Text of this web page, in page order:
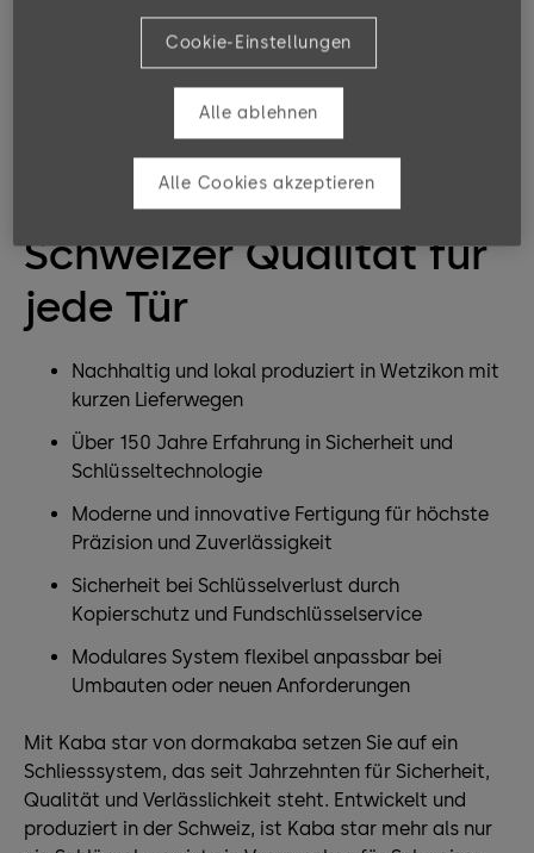
Tradition in Ihrer Hand
Schweizer Qualität für
jede Tür
Nachhaltig und lokal produziert in Wetzikon mit
kurzen Lieferwegen
Über 150 Jahre Erfahrung in Sicherheit und
Schlüsseltechnologie
Moderne und innovative Fertigung für höchste
Präzision und Zuverlässigkeit
Sicherheit bei Schlüsselverlust durch
Kopierschutz und Fundschlüsselservice
Modulares System flexibel anpassbar bei
Umbauten oder neuen Anforderungen
Mit Kaba star von dormakaba setzen Sie auf ein
Schliesssystem, das seit Jahrzehnten für Sicherheit,
Qualität und Verlässlichkeit steht. Entwickelt und
produziert in der Schweiz, ist Kaba star mehr als nur
Cookie-Einstellungen
Alle ablehnen
Alle Cookies akzeptieren